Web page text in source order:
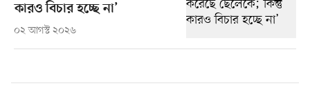
কারও বিচার হচ্ছে না’
০২ আগস্ট ২০২৬